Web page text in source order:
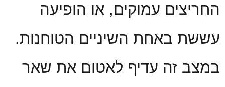
החריצים עמוקים, או הופיעה
עששת באחת השיניים הטוחנות.
במצב זה עדיף לאטום את שאר